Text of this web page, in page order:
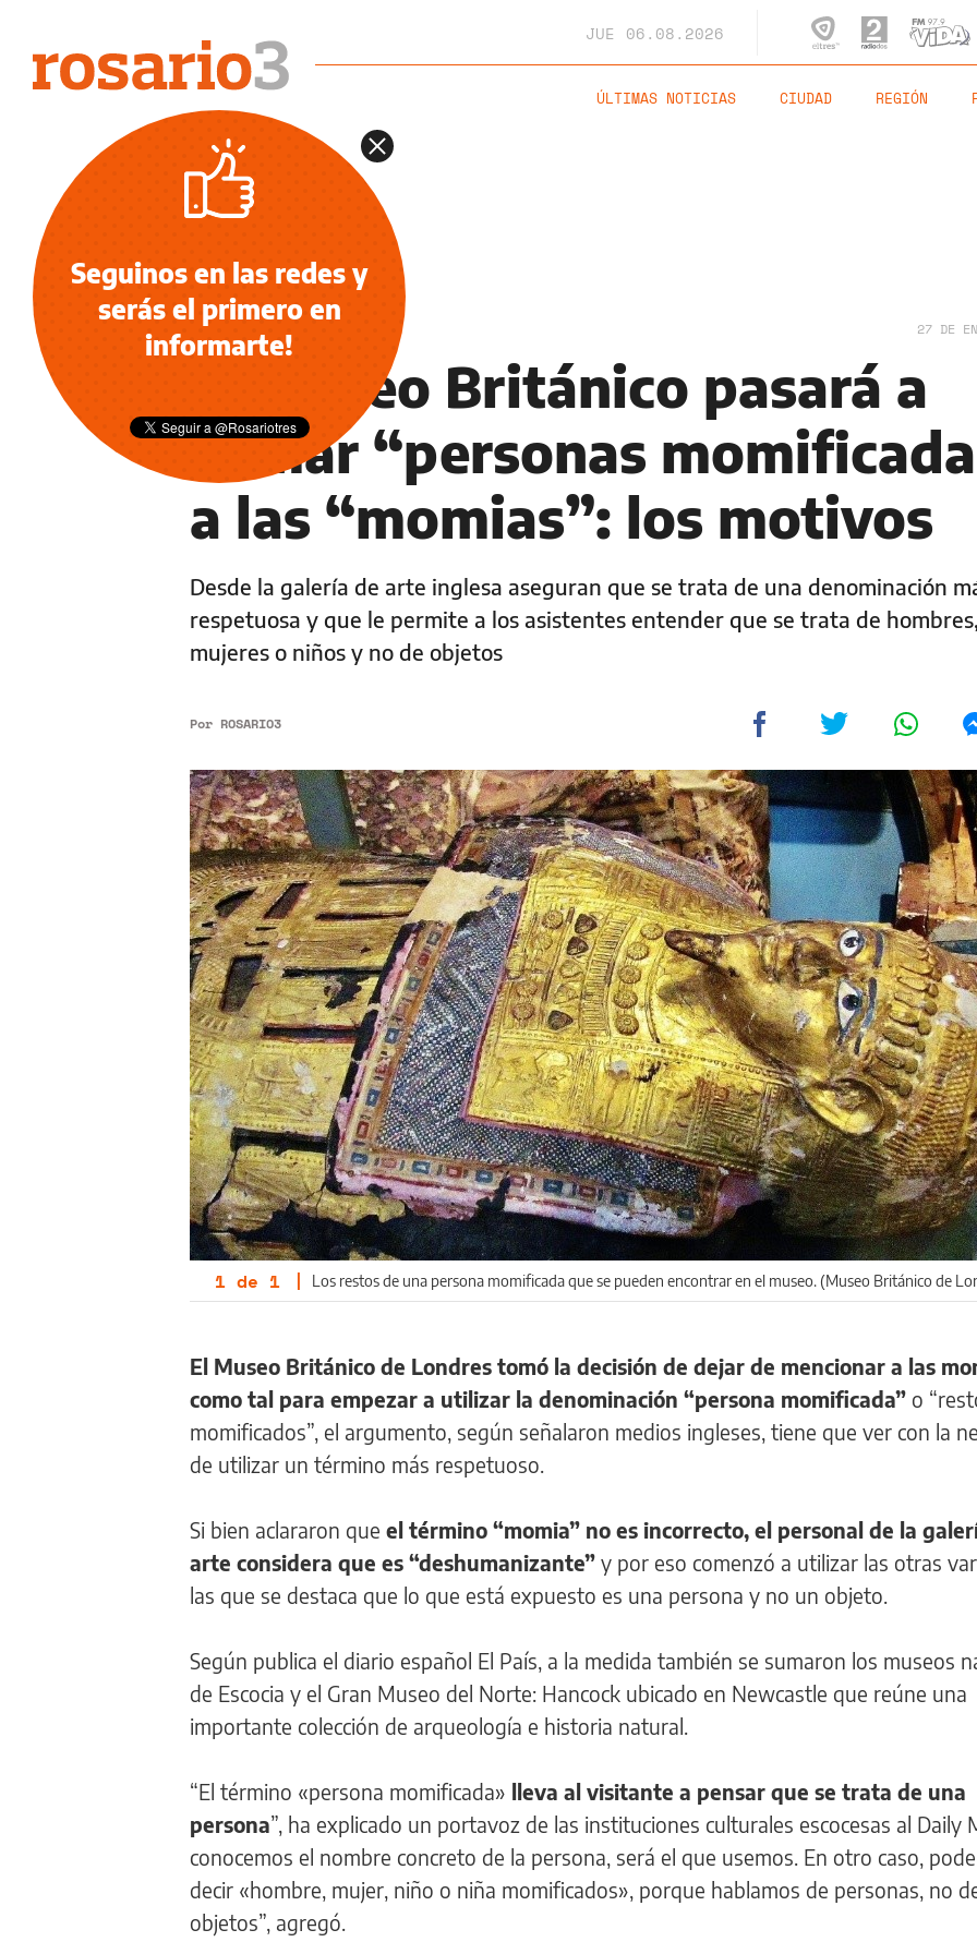
JUE 06.08.2026
ÚLTIMAS NOTICIAS CIUDAD REGIÓN
INFORMACIÓN GENERAL 27 DE
El museo Británico pasará a
llamar “personas
a las “momias”: los motivos
Desde la galería de arte inglesa aseguran que se trata de una denominación
respetuosa y que le permite a los asistentes entender que se trata de
mujeres o niños y no de objetos
Por ROSARIO3
1 de 1 | Los restos de una persona momificada que se pueden encontrar en el museo. (Museo Británico de
El Museo Británico de Londres tomó la decisión de dejar de mencionar a las
como tal para empezar a utilizar la denominación “persona momificada” o
momificados”, el argumento, según señalaron medios ingleses, tiene que ver con la
de utilizar un término más respetuoso.
Si bien aclararon que el término “momia” no es incorrecto, el personal de la
arte considera que es “deshumanizante” y por eso comenzó a utilizar las otras
las que se destaca que lo que está expuesto es una persona y no un objeto.
Según publica el diario español El País, a la medida también se sumaron los museos
de Escocia y el Gran Museo del Norte: Hancock ubicado en Newcastle que reúne una
importante colección de arqueología e historia natural.
“El término «persona momificada» lleva al visitante a pensar que se trata de una
persona”, ha explicado un portavoz de las instituciones culturales escocesas al Daily
conocemos el nombre concreto de la persona, será el que usemos. En otro caso,
decir «hombre, mujer, niño o niña momificados», porque hablamos de personas, no
objetos”, agregó.
Seguinos en las redes y
serás el primero en
informarte!